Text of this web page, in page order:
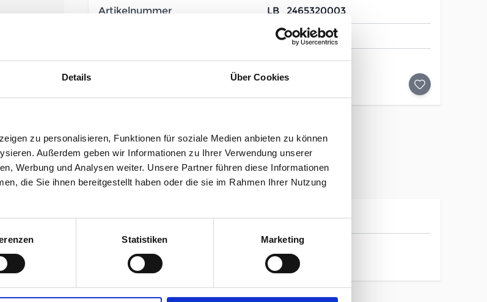
Details Über Cookies
zu personalisieren, Funktionen für soziale Medien anbieten zu können
Außerdem geben wir Informationen zu Ihrer Verwendung unserer
Werbung und Analysen weiter. Unsere Partner führen diese Informationen
die Sie ihnen bereitgestellt haben oder die sie im Rahmen Ihrer Nutzung
Statistiken Marketing
Artikelnummer LB_2465320003
Damen
mit
dich
Mehr Informationen
Hersteller Saysky
Herstellerdetails